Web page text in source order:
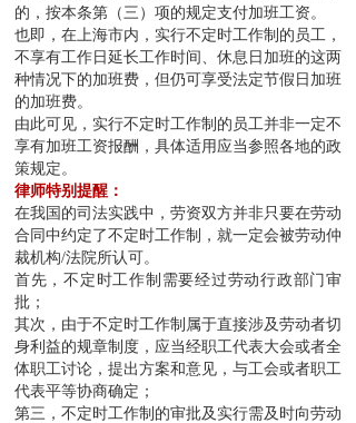
的，按本条第（三）项的规定支付加班工资。
也即，在上海市内，实行不定时工作制的员工，
不享有工作日延长工作时间、休息日加班的这两
种情况下的加班费，但仍可享受法定节假日加班
的加班费。
由此可见，实行不定时工作制的员工并非一定不
享有加班工资报酬，具体适用应当参照各地的政
策规定。
律师特别提醒：
在我国的司法实践中，劳资双方并非只要在劳动
合同中约定了不定时工作制，就一定会被劳动仲
裁机构/法院所认可。
首先，不定时工作制需要经过劳动行政部门审
批；
其次，由于不定时工作制属于直接涉及劳动者切
身利益的规章制度，应当经职工代表大会或者全
体职工讨论，提出方案和意见，与工会或者职工
代表平等协商确定；
第三，不定时工作制的审批及实行需及时向劳动